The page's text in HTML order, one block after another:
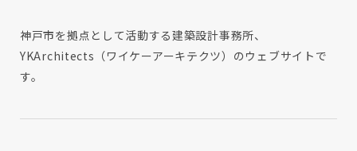
神戸市を拠点として活動する建築設計事務所、
YKArchitects（ワイケーアーキテクツ）のウェブサイトで
す。